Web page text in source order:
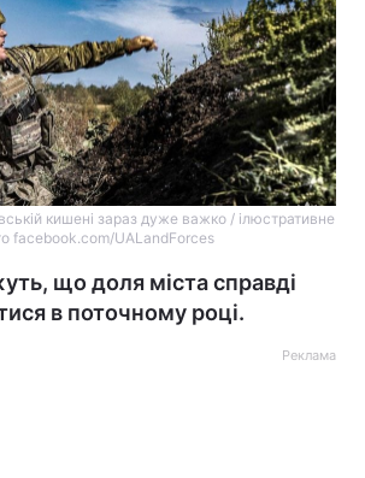
кишені зараз дуже важко / ілюстративне
facebook.com/UALandForces
що доля міста справді
в поточному році.
Реклама